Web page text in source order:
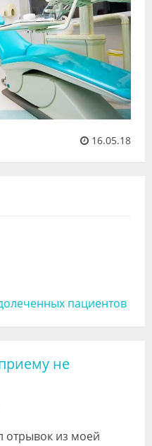
16.05.18
пациентов
не
отрывок из моей